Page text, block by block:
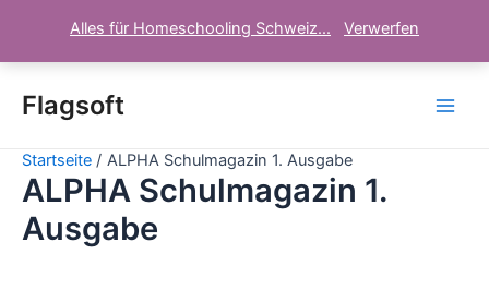
Alles für Homeschooling Schweiz... Verwerfen
Inhalt
springen
Flagsoft
Startseite ALPHA Schulmagazin 1. Ausgabe
ALPHA Schulmagazin 1.
Ausgabe